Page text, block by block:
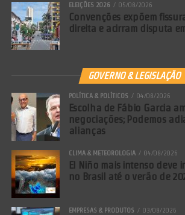
ELEIÇÕES 2026 05/08/2026
Convenções expõem
direita e acirram disputa
GOVERNO & LEGISLAÇÃO
POLÍTICA & POLÍTICOS 04/08/2026
Escolha de Fábio Garcia
negociações; Podemos
alianças
CLIMA & METEOROLOGIA 04/08/2026
El Niño mais intenso deve
no Brasil até o verão de
EMPRESAS & PRODUTOS 03/08/2026